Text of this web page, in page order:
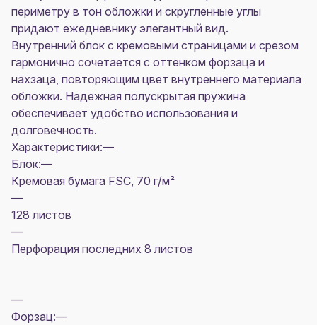
периметру в тон обложки и скругленные углы
придают ежедневнику элегантный вид.
Внутренний блок с кремовыми страницами и срезом
гармонично сочетается с оттенком форзаца и
нахзаца, повторяющим цвет внутреннего материала
обложки. Надежная полускрытая пружина
обеспечивает удобство использования и
долговечность.
Характеристики:—
Блок:—
Кремовая бумага FSC, 70 г/м²
—
128 листов
—
Перфорация последних 8 листов
—
Форзац:—